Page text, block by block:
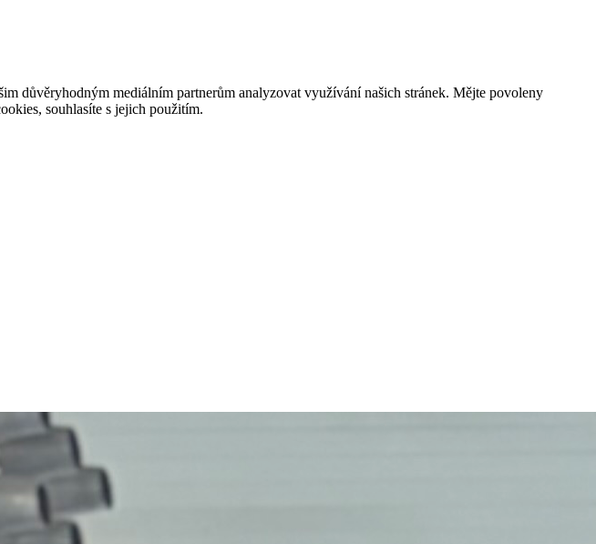
důvěryhodným mediálním partnerům analyzovat využívání našich stránek. Mějte povoleny
souhlasíte s jejich použitím.